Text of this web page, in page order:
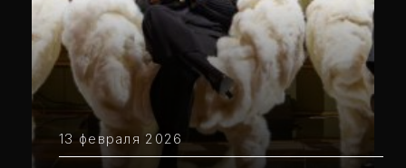
13 февраля 2026